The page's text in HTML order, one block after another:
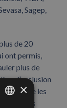
Sagep,
de 20
ont permis,
plus de
d’exclusion
entre les
nous
×